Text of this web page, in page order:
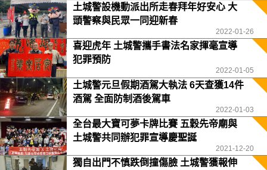
土城警設機動派出所走春拜年好安心 大
頭警察與民眾一同迎新春
2022-01-26
喜迎虎年 土城警攜手書法名家揮毫宣導
犯罪預防
2022-01-05
土城警元旦假期酒駕大執法 6天查獲14件
酒駕 全面防制酒後駕車
2022-01-03
全台最大寶可夢卡牌比賽 五穀先帝廟與
土城警共同辦犯罪宣導慶聖誕
2021-12-20
獨自出門不慎跌倒撞傷臉 土城警獲報伸